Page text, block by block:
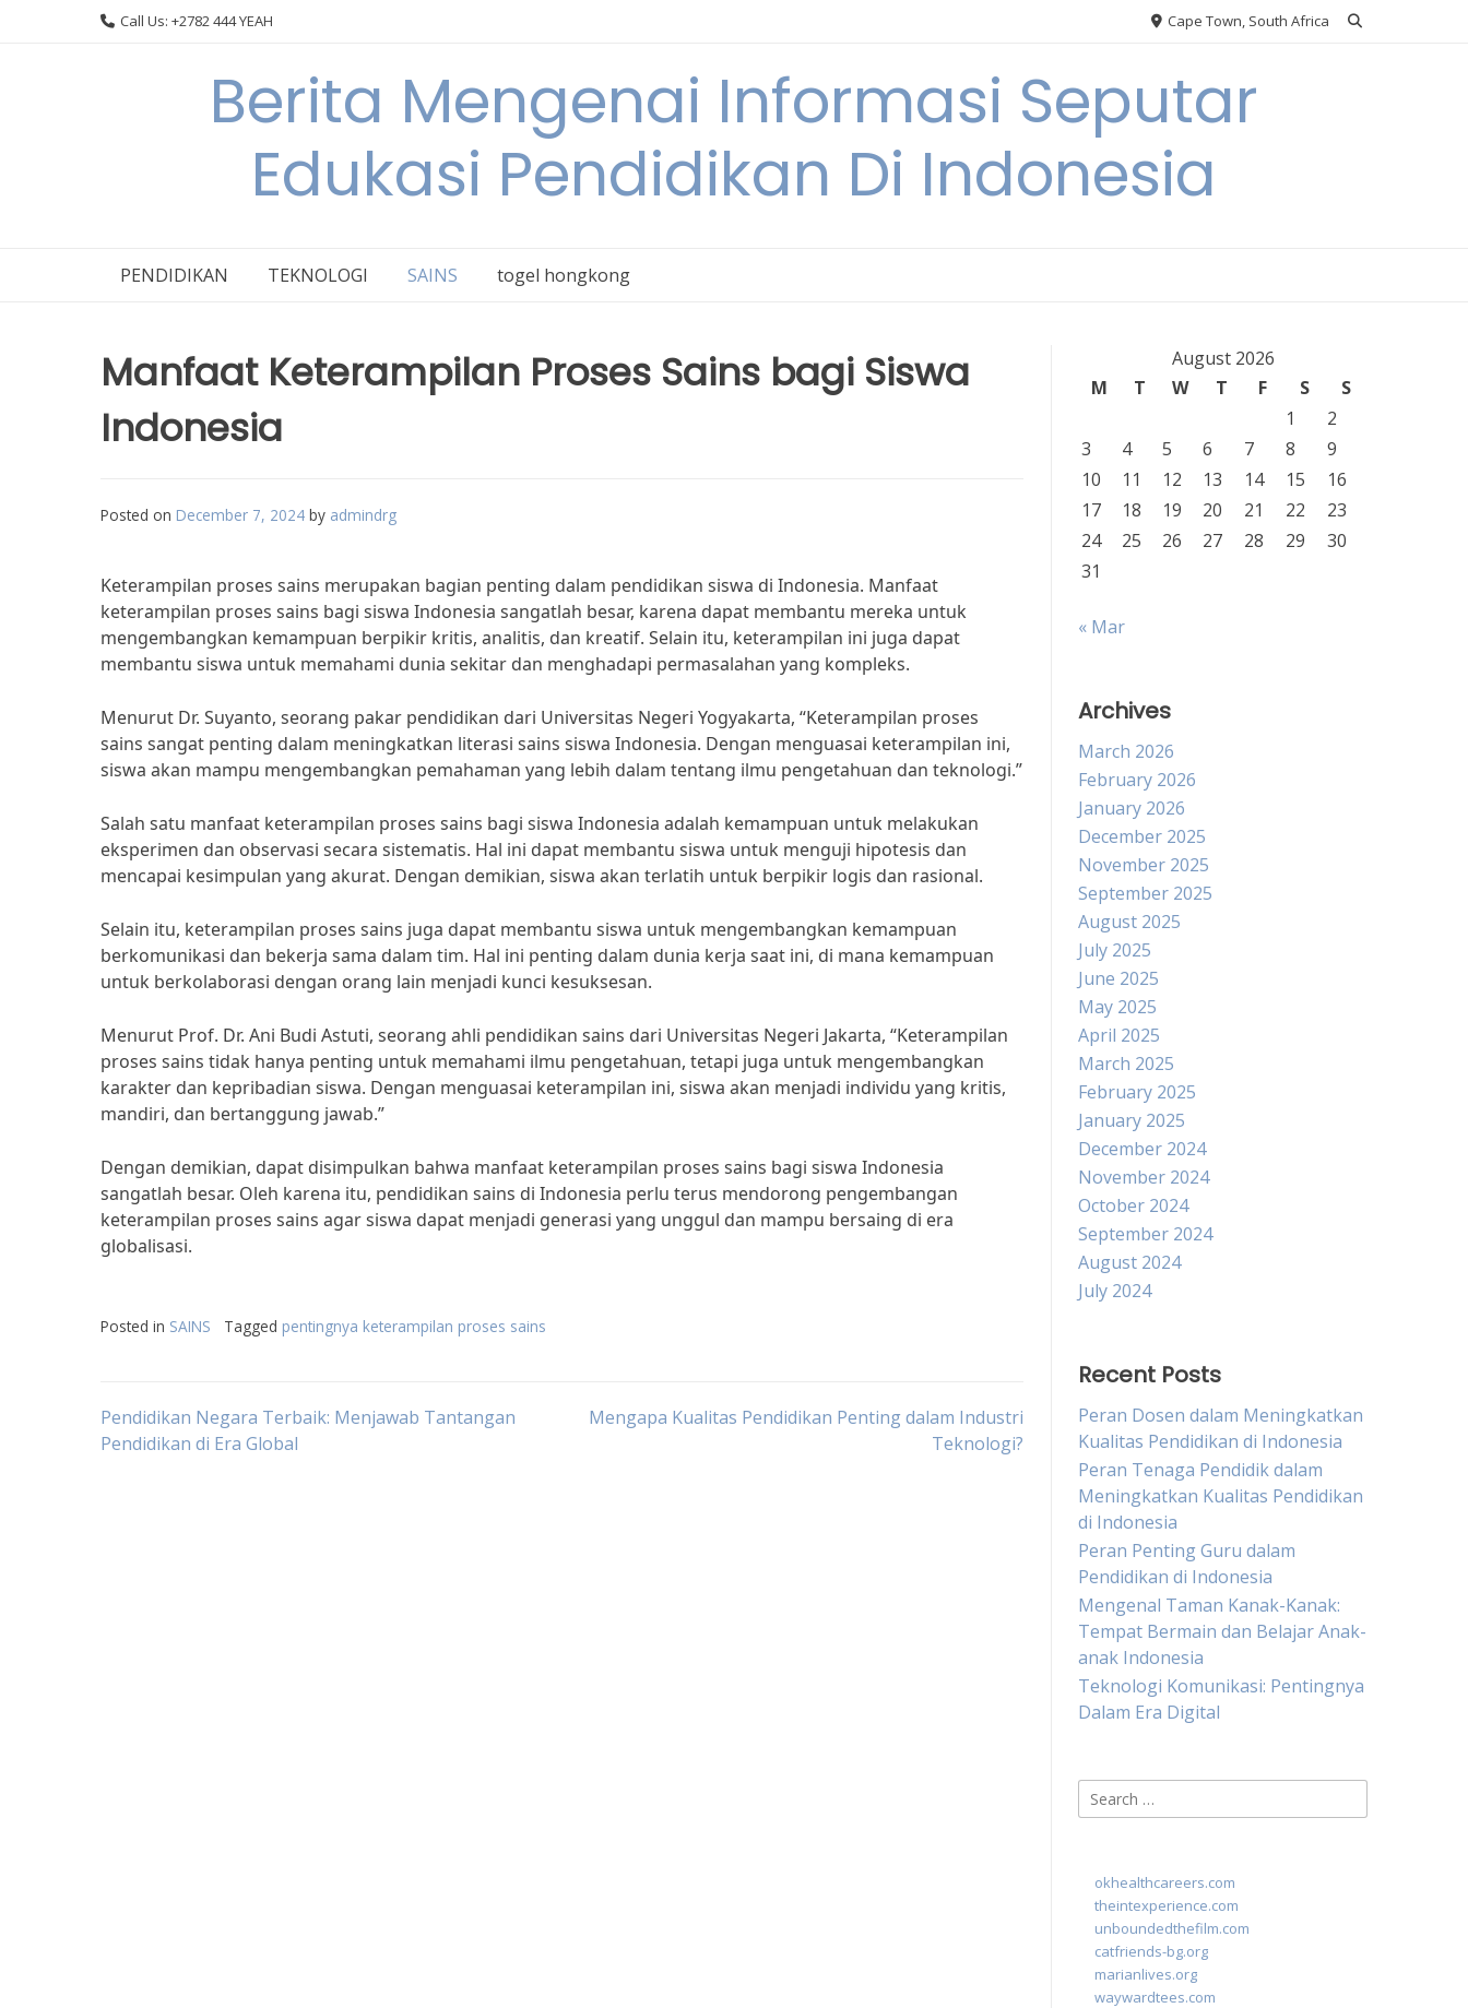
Call Us: +2782 444 YEAH Cape Town, South Africa
Berita Mengenai Informasi Seputar
Edukasi Pendidikan Di Indonesia
PENDIDIKAN TEKNOLOGI SAINS togel hongkong
Manfaat Keterampilan Proses Sains bagi Siswa
Indonesia
Posted on December 7, 2024 by admindrg
Keterampilan proses sains merupakan bagian penting dalam pendidikan siswa di Indonesia. Manfaat
keterampilan proses sains bagi siswa Indonesia sangatlah besar, karena dapat membantu mereka untuk
mengembangkan kemampuan berpikir kritis, analitis, dan kreatif. Selain itu, keterampilan ini juga dapat
membantu siswa untuk memahami dunia sekitar dan menghadapi permasalahan yang kompleks.
Menurut Dr. Suyanto, seorang pakar pendidikan dari Universitas Negeri Yogyakarta, “Keterampilan proses
sains sangat penting dalam meningkatkan literasi sains siswa Indonesia. Dengan menguasai keterampilan ini,
siswa akan mampu mengembangkan pemahaman yang lebih dalam tentang ilmu pengetahuan dan teknologi.”
Salah satu manfaat keterampilan proses sains bagi siswa Indonesia adalah kemampuan untuk melakukan
eksperimen dan observasi secara sistematis. Hal ini dapat membantu siswa untuk menguji hipotesis dan
mencapai kesimpulan yang akurat. Dengan demikian, siswa akan terlatih untuk berpikir logis dan rasional.
Selain itu, keterampilan proses sains juga dapat membantu siswa untuk mengembangkan kemampuan
berkomunikasi dan bekerja sama dalam tim. Hal ini penting dalam dunia kerja saat ini, di mana kemampuan
untuk berkolaborasi dengan orang lain menjadi kunci kesuksesan.
Menurut Prof. Dr. Ani Budi Astuti, seorang ahli pendidikan sains dari Universitas Negeri Jakarta, “Keterampilan
proses sains tidak hanya penting untuk memahami ilmu pengetahuan, tetapi juga untuk mengembangkan
karakter dan kepribadian siswa. Dengan menguasai keterampilan ini, siswa akan menjadi individu yang kritis,
mandiri, dan bertanggung jawab.”
Dengan demikian, dapat disimpulkan bahwa manfaat keterampilan proses sains bagi siswa Indonesia
sangatlah besar. Oleh karena itu, pendidikan sains di Indonesia perlu terus mendorong pengembangan
keterampilan proses sains agar siswa dapat menjadi generasi yang unggul dan mampu bersaing di era
globalisasi.
Posted in SAINS Tagged pentingnya keterampilan proses sains
Post
Pendidikan Negara Terbaik: Menjawab Tantangan
Pendidikan di Era Global
Mengapa Kualitas Pendidikan Penting dalam Industri
Teknologi?
August 2026
M
T W T F S
S
1
2
3
4 5 6 7 8
9
10
11 12 13 14 15
16
17
18 19 20 21 22
23
24
25 26 27 28 29
30
31
« Mar
Archives
March 2026
February 2026
January 2026
December 2025
November 2025
September 2025
August 2025
July 2025
June 2025
May 2025
April 2025
March 2025
February 2025
January 2025
December 2024
November 2024
October 2024
September 2024
August 2024
July 2024
Recent Posts
Peran Dosen dalam Meningkatkan
Kualitas Pendidikan di Indonesia
Peran Tenaga Pendidik dalam
Meningkatkan Kualitas Pendidikan
di Indonesia
Peran Penting Guru dalam
Pendidikan di Indonesia
Mengenal Taman Kanak-Kanak:
Tempat Bermain dan Belajar Anak-
anak Indonesia
Teknologi Komunikasi: Pentingnya
Dalam Era Digital
Search
for:
okhealthcareers.com
theintexperience.com
unboundedthefilm.com
catfriends-bg.org
marianlives.org
waywardtees.com